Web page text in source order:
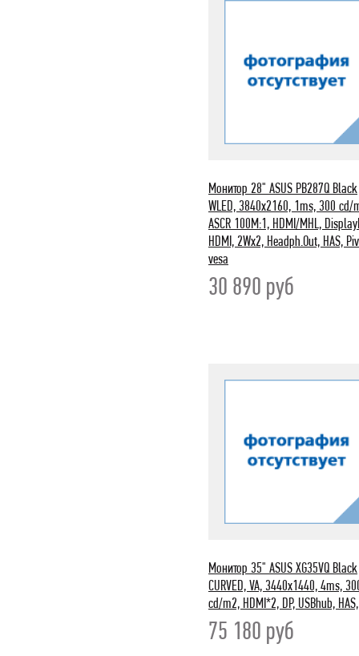
Монитор 28" ASUS PB287Q Black
WLED, 3840x2160, 1ms, 300 cd/
ASCR 100M:1, HDMI/MHL,
HDMI, 2Wx2, Headph.Out, HAS,
vesa
30 890 руб
Монитор 35" ASUS XG35VQ Black
CURVED, VA, 3440x1440, 4ms,
cd/m2, HDMI*2, DP, USBhub,
75 180 руб